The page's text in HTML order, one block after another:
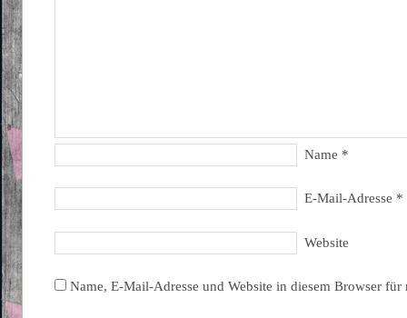
Name *
E-Mail-Adresse *
Website
Name, E-Mail-Adresse und Website in diesem Browser